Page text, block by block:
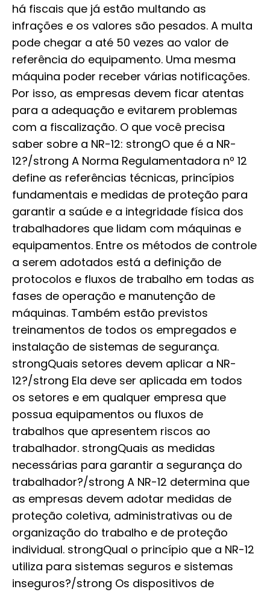
há fiscais que já estão multando as
infrações e os valores são pesados. A multa
pode chegar a até 50 vezes ao valor de
referência do equipamento. Uma mesma
máquina poder receber várias notificações.
Por isso, as empresas devem ficar atentas
para a adequação e evitarem problemas
com a fiscalização. O que você precisa
saber sobre a NR-12: strongO que é a NR-
12?/strong A Norma Regulamentadora nº 12
define as referências técnicas, princípios
fundamentais e medidas de proteção para
garantir a saúde e a integridade física dos
trabalhadores que lidam com máquinas e
equipamentos. Entre os métodos de controle
a serem adotados está a definição de
protocolos e fluxos de trabalho em todas as
fases de operação e manutenção de
máquinas. Também estão previstos
treinamentos de todos os empregados e
instalação de sistemas de segurança.
strongQuais setores devem aplicar a NR-
12?/strong Ela deve ser aplicada em todos
os setores e em qualquer empresa que
possua equipamentos ou fluxos de
trabalhos que apresentem riscos ao
trabalhador. strongQuais as medidas
necessárias para garantir a segurança do
trabalhador?/strong A NR-12 determina que
as empresas devem adotar medidas de
proteção coletiva, administrativas ou de
organização do trabalho e de proteção
individual. strongQual o princípio que a NR-12
utiliza para sistemas seguros e sistemas
inseguros?/strong Os dispositivos de